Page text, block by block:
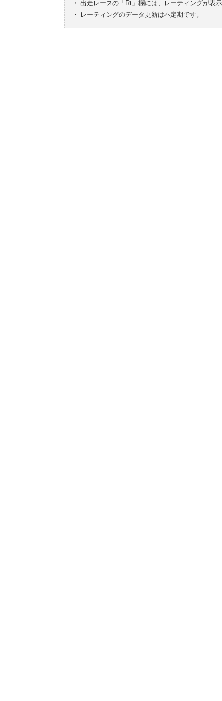
・ 出走レースの「Rt」欄には、レーティングが表
・
レーティングのデータ更新は不定期です。